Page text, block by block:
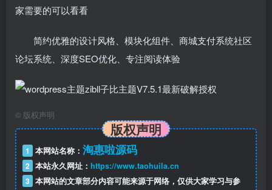
家需要的可以看看
简约优雅的设计风格、模块化组件、商城支付系统社区
论坛系统、深度SEO优化、专注阅读体验
© 版权声明
版权声明
1 本网站名称： 淘惠啦源码
2 本站永久网址： https://www.taohuila.cn
3 本网站的文章部分内容可能来源于网络，仅供大家学习与参